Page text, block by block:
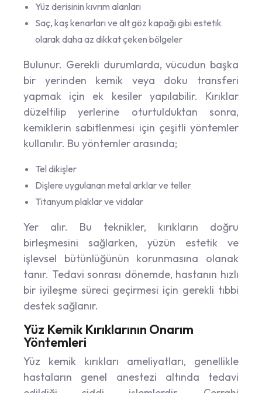
Yüz derisinin kıvrım alanları
Saç, kaş kenarları ve alt göz kapağı gibi estetik
olarak daha az dikkat çeken bölgeler
Bulunur. Gerekli durumlarda, vücudun başka
bir yerinden kemik veya doku transferi
yapmak için ek kesiler yapılabilir. Kırıklar
düzeltilip yerlerine oturtulduktan sonra,
kemiklerin sabitlenmesi için çeşitli yöntemler
kullanılır. Bu yöntemler arasında;
Tel dikişler
Dişlere uygulanan metal arklar ve teller
Titanyum plaklar ve vidalar
Yer alır. Bu teknikler, kırıkların doğru
birleşmesini sağlarken, yüzün estetik ve
işlevsel bütünlüğünün korunmasına olanak
tanır. Tedavi sonrası dönemde, hastanın hızlı
bir iyileşme süreci geçirmesi için gerekli tıbbi
destek sağlanır.
Yüz Kemik Kırıklarının Onarım
Yöntemleri
Yüz kemik kırıkları ameliyatları, genellikle
hastaların genel anestezi altında tedavi